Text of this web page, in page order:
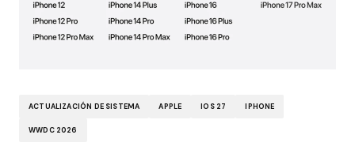
ACTUALIZACIÓN DE SISTEMA APPLE IOS 27 IPHONE
WWDC 2026